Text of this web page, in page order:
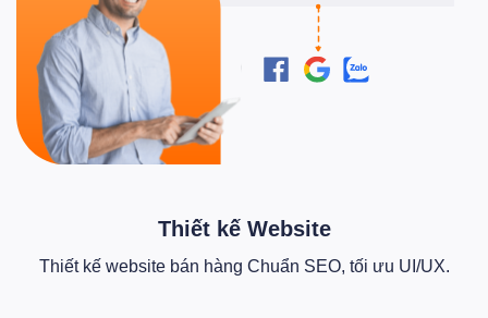
Thiết kế Website
Thiết kế website bán hàng Chuẩn SEO, tối ưu UI/UX.